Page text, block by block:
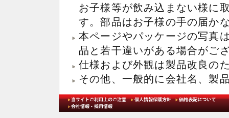
お子様等が飲み込まない様に
す。部品はお子様の手の届か
本ページやパッケージの写真
品と若干違いがある場合がご
仕様および外観は製品改良の
その他、一般的に会社名、製